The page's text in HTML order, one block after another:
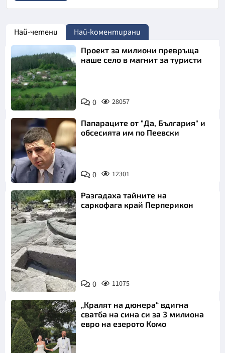
Откажи
Email
Коментар*
Най-четени Най-коментирани
Проект за милиони превръща
наше село в магнит за туристи
0 28057
Папараците от "Да, България" и
обсесията им по Пеевски
0 12301
Снимка:
Bulgaria ON
AIR
Разгадаха тайните на
саркофага край Перперикон
0 11075
„Кралят на дюнера“ вдигна
сватба на сина си за 3 милиона
евро на езерото Комо